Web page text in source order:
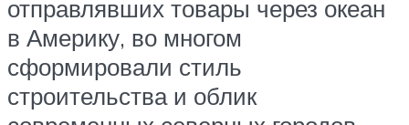
отправлявших товары через океан
в Америку, во многом
сформировали стиль
строительства и облик